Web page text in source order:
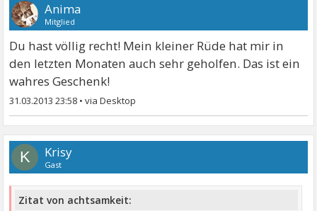
Anima
Mitglied
Du hast völlig recht! Mein kleiner Rüde hat mir in
den letzten Monaten auch sehr geholfen. Das ist ein
wahres Geschenk!
31.03.2013 23:58 •
K Krisy
Gast
Zitat von achtsamkeit: